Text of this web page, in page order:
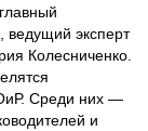
ведущий эксперт
Колесниченко.
Среди них —
и